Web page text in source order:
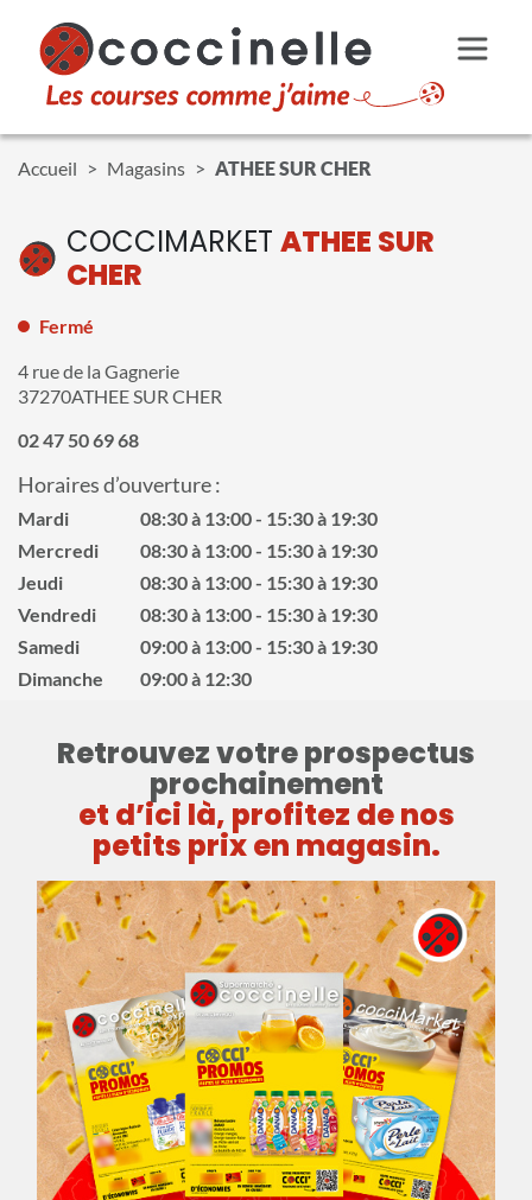
Accueil Magasins ATHEE SUR CHER
COCCIMARKET ATHEE SUR
CHER
Fermé
4 rue de la Gagnerie
37270ATHEE SUR CHER
02 47 50 69 68
Horaires d’ouverture :
Mardi 08:30 à 13:00
15:30 à 19:30
Mercredi
08:30 à 13:00
15:30 à 19:30
Jeudi
08:30 à 13:00
15:30 à 19:30
Vendredi
08:30 à 13:00
15:30 à 19:30
Samedi
09:00 à 13:00
15:30 à 19:30
Dimanche
09:00 à 12:30
Retrouvez votre prospectus
prochainement
et d’ici là, profitez de nos
petits prix en magasin.